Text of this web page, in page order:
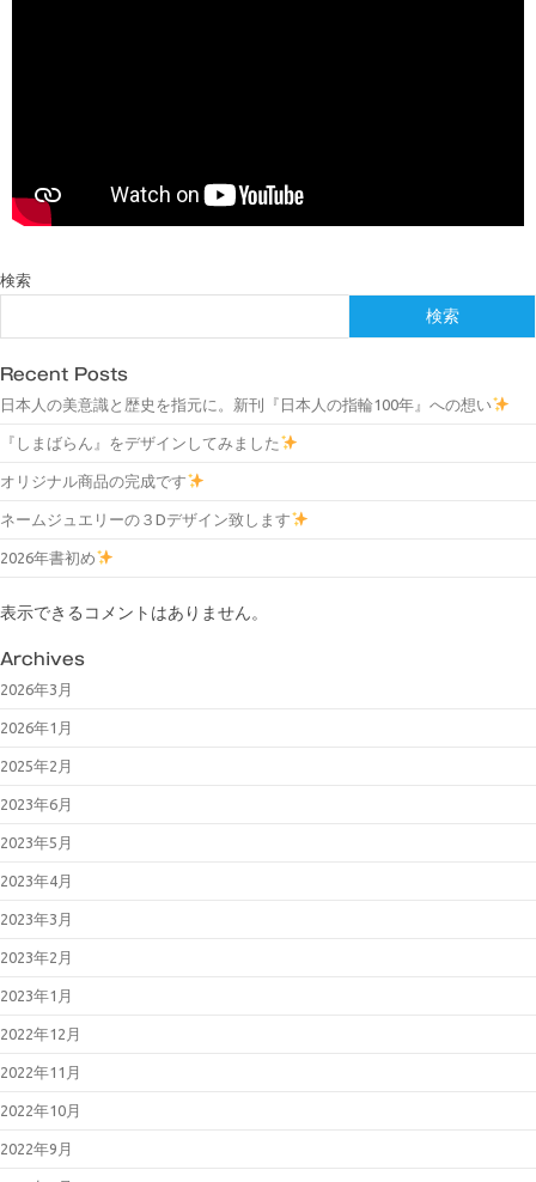
検索
検索
Recent Posts
日本人の美意識と歴史を指元に。新刊『日本人の指輪100年』への想い
『しまばらん』をデザインしてみました
オリジナル商品の完成です
ネームジュエリーの３Dデザイン致します
2026年書初め
表示できるコメントはありません。
Archives
2026年3月
2026年1月
2025年2月
2023年6月
2023年5月
2023年4月
2023年3月
2023年2月
2023年1月
2022年12月
2022年11月
2022年10月
2022年9月